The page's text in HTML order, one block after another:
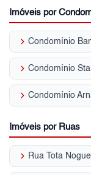
Imóveis por
keyboard_arrow_right Condomínio
keyboard_arrow_right Condomínio
keyboard_arrow_right Condomínio
Imóveis por Ruas
keyboard_arrow_right Rua Tota